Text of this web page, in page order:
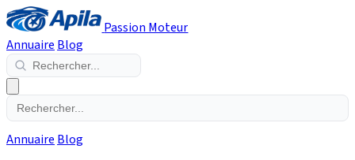
Passion Moteur
Annuaire Blog
Annuaire Blog